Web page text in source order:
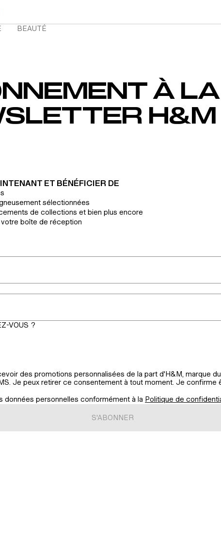
BEAUTÉ
À LA
H&M
ET BÉNÉFICIER DE
sélectionnées
de collections et bien plus encore
boîte de réception
VOUS ?
des promotions personnalisées de la part d'H&M, marque
Je peux retirer ce consentement à tout moment. Je confirme
données personnelles conformément à la Politique de
S'ABONNER